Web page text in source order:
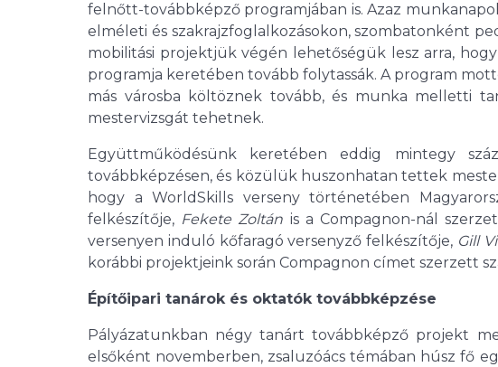
felnőtt-továbbképző programjában is. Azaz
elméleti és szakrajzfoglalkozásokon, szombatonként
mobilitási projektjük végén lehetőségük lesz arra,
programja keretében tovább folytassák. A program
más városba költöznek tovább, és munka melletti
mestervizsgát tehetnek.
Együttműködésünk keretében eddig mintegy
továbbképzésen, és közülük huszonhatan tettek
hogy a WorldSkills verseny történetében
felkészítője, Fekete Zoltán is a Compagnon-nál
versenyen induló kőfaragó versenyző felkészítője, Gill
korábbi projektjeink során Compagnon címet szerzett
Építőipari tanárok és oktatók továbbképzése
Pályázatunkban négy tanárt továbbképző projekt
elsőként novemberben, zsaluzóács témában húsz fő